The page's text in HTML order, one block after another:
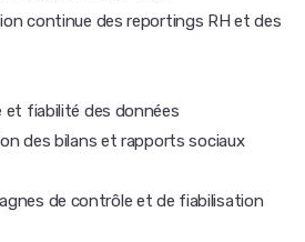
continue des reportings RH et des
et fiabilité des données
des bilans et rapports sociaux
de contrôle et de fiabilisation